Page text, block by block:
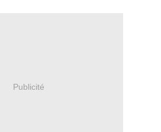
Publicité